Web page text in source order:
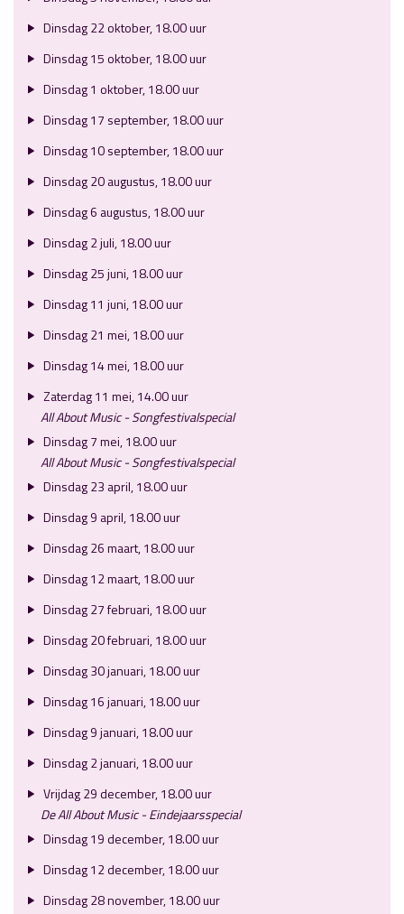
Dinsdag 22 oktober, 18.00 uur
Dinsdag 15 oktober, 18.00 uur
Dinsdag 1 oktober, 18.00 uur
Dinsdag 17 september, 18.00 uur
Dinsdag 10 september, 18.00 uur
Dinsdag 20 augustus, 18.00 uur
Dinsdag 6 augustus, 18.00 uur
Dinsdag 2 juli, 18.00 uur
Dinsdag 25 juni, 18.00 uur
Dinsdag 11 juni, 18.00 uur
Dinsdag 21 mei, 18.00 uur
Dinsdag 14 mei, 18.00 uur
Zaterdag 11 mei, 14.00 uur
All About Music - Songfestivalspecial
Dinsdag 7 mei, 18.00 uur
All About Music - Songfestivalspecial
Dinsdag 23 april, 18.00 uur
Dinsdag 9 april, 18.00 uur
Dinsdag 26 maart, 18.00 uur
Dinsdag 12 maart, 18.00 uur
Dinsdag 27 februari, 18.00 uur
Dinsdag 20 februari, 18.00 uur
Dinsdag 30 januari, 18.00 uur
Dinsdag 16 januari, 18.00 uur
Dinsdag 9 januari, 18.00 uur
Dinsdag 2 januari, 18.00 uur
Vrijdag 29 december, 18.00 uur
De All About Music - Eindejaarsspecial
Dinsdag 19 december, 18.00 uur
Dinsdag 12 december, 18.00 uur
Dinsdag 28 november, 18.00 uur